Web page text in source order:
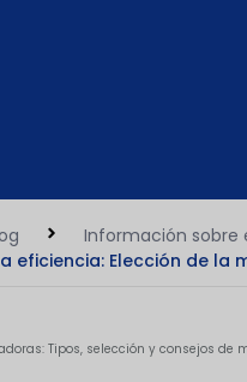
Información sobre
eficiencia: Elección de la
Tipos, selección y consejos de